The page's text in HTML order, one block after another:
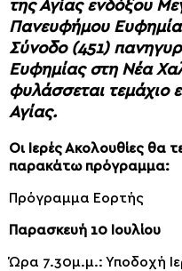
της Αγίας ενδόξου
Πανευφήμου
Σύνοδο (451)
Ευφημίας στη Νέα
φυλάσσεται τεμάχιο
Αγίας.
Οι Ιερές Ακολουθίες
παρακάτω πρόγραμμα:
Πρόγραμμα Εορτής
Παρασκευή 10 Ιουλίου
Ώρα 7.30μ.μ.: Υποδοχή